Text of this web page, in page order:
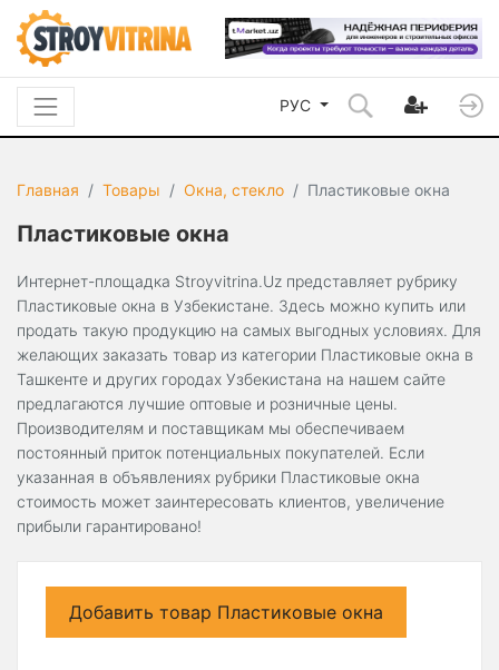
РУС
Главная Товары Окна, стекло Пластиковые окна
Пластиковые окна
Интернет-площадка Stroyvitrina.Uz представляет рубрику
Пластиковые окна в Узбекистане. Здесь можно купить или
продать такую продукцию на самых выгодных условиях. Для
желающих заказать товар из категории Пластиковые окна в
Ташкенте и других городах Узбекистана на нашем сайте
предлагаются лучшие оптовые и розничные цены.
Производителям и поставщикам мы обеспечиваем
постоянный приток потенциальных покупателей. Если
указанная в объявлениях рубрики Пластиковые окна
стоимость может заинтересовать клиентов, увеличение
прибыли гарантировано!
Добавить товар Пластиковые окна